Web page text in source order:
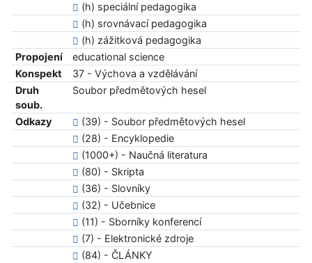
(h) speciální pedagogika
(h) srovnávací pedagogika
(h) zážitková pedagogika
Propojení
educational science
Konspekt
37 - Výchova a vzdělávání
Druh
soub.
Soubor předmětových hesel
Odkazy
(39) - Soubor předmětových hesel
(28) - Encyklopedie
(1000+) - Naučná literatura
(80) - Skripta
(36) - Slovníky
(32) - Učebnice
(11) - Sborníky konferencí
(7) - Elektronické zdroje
(84) - ČLÁNKY